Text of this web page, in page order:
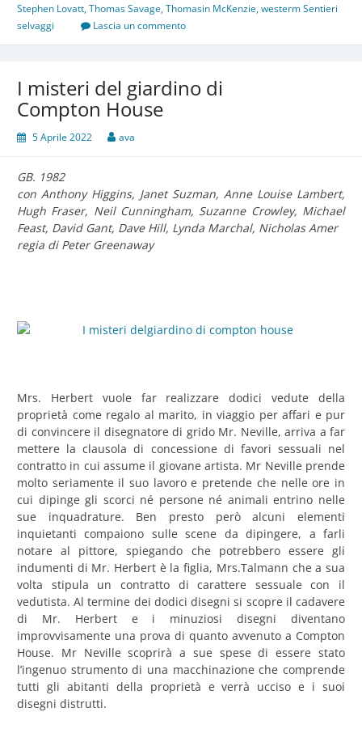
Stephen Lovatt,Thomas Savage,Thomasin McKenzie,westerm Sentieri
selvaggi
Lascia un commento
I misteri del giardino di
Compton House
5 Aprile 2022 ava
GB. 1982
con Anthony Higgins, Janet Suzman, Anne Louise Lambert,
Hugh Fraser, Neil Cunningham, Suzanne Crowley, Michael
Feast, David Gant, Dave Hill, Lynda Marchal, Nicholas Amer
regia di Peter Greenaway
Mrs. Herbert vuole far realizzare dodici vedute della
proprietà come regalo al marito, in viaggio per affari e pur
di convincere il disegnatore di grido Mr. Neville, arriva a far
mettere la clausola di concessione di favori sessuali nel
contratto in cui assume il giovane artista. Mr Neville prende
molto seriamente il suo lavoro e pretende che nelle ore in
cui dipinge gli scorci né persone né animali entrino nelle
sue inquadrature. Ben presto però alcuni elementi
inquietanti compaiono sulle scene da dipingere, a farli
notare al pittore, spiegando che potrebbero essere gli
indumenti di Mr. Herbert è la figlia, Mrs.Talmann che a sua
volta stipula un contratto di carattere sessuale con il
vedutista. Al termine dei dodici disegni si scopre il cadavere
di Mr. Herbert e i minuziosi disegni diventano
improvvisamente una prova di quanto avvenuto a Compton
House. Mr Neville scoprirà a sue spese di essere stato
l’ingenuo strumento di una macchinazione che comprende
tutti gli abitanti della proprietà e verrà ucciso e i suoi
disegni distrutti.